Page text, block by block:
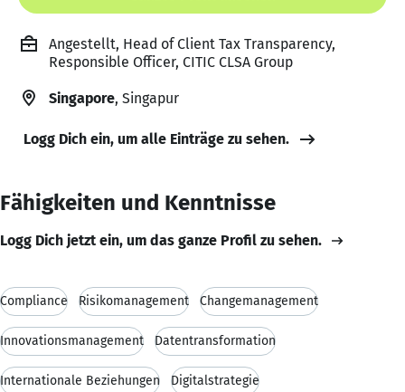
Angestellt, Head of Client Tax Transparency,
Responsible Officer, CITIC CLSA Group
Singapore, Singapur
Logg Dich ein, um alle Einträge zu sehen.
Fähigkeiten und Kenntnisse
Logg Dich jetzt ein, um das ganze Profil zu sehen.
Compliance Risikomanagement Changemanagement
Innovationsmanagement Datentransformation
Internationale Beziehungen Digitalstrategie